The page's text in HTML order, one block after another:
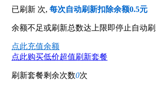
已刷新 次, 每次自动刷新扣除余额0.5元
余额不足或刷新总数达上限即停止自动
点此充值余额
点此购买低价超值刷新套餐
刷新套餐剩余次数0次